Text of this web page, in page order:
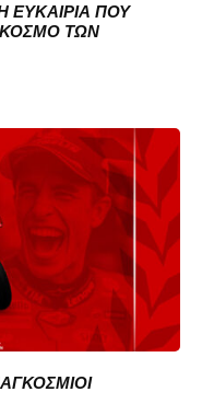
ΕΥΚΑΙΡΊΑ ΠΟΥ
ΚΌΣΜΟ ΤΩΝ